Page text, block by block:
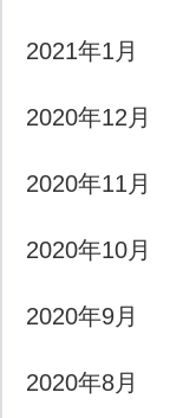
2021年1月
2020年12月
2020年11月
2020年10月
2020年9月
2020年8月